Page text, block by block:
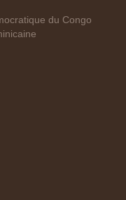
du Congo